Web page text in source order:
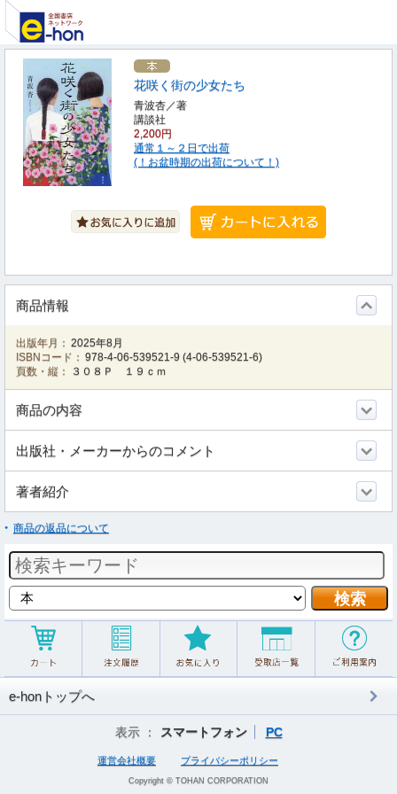
花咲く街の少女たち
青波杏／著
講談社
2,200円
通常１～２日で出荷
(！お盆時期の出荷について！)
商品情報
出版年月： 2025年8月
ISBNコード： 978-4-06-539521-9 (4-06-539521-6)
頁数・縦：
３０８Ｐ １９ｃｍ
商品の内容
出版社・メーカーからのコメント
著者紹介
商品の返品について
e-honトップへ
表示 ： スマートフォン PC
運営会社概要 プライバシーポリシー
Copyright © TOHAN CORPORATION